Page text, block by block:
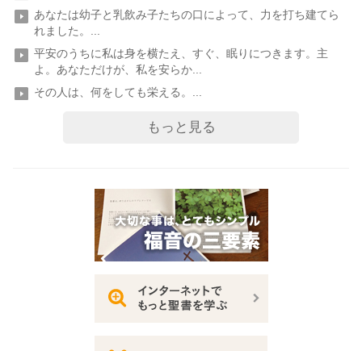
あなたは幼子と乳飲み子たちの口によって、力を打ち建てら
れました。...
平安のうちに私は身を横たえ、すぐ、眠りにつきます。主
よ。あなただけが、私を安らか...
その人は、何をしても栄える。...
もっと見る